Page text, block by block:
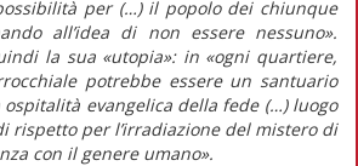
per (…) il popolo dei chiunque
all’idea di non essere nessuno».
la sua «utopia»: in «ogni quartiere,
potrebbe essere un santuario
evangelica della fede (…) luogo
rispetto per l’irradiazione del mistero di
con il genere umano».